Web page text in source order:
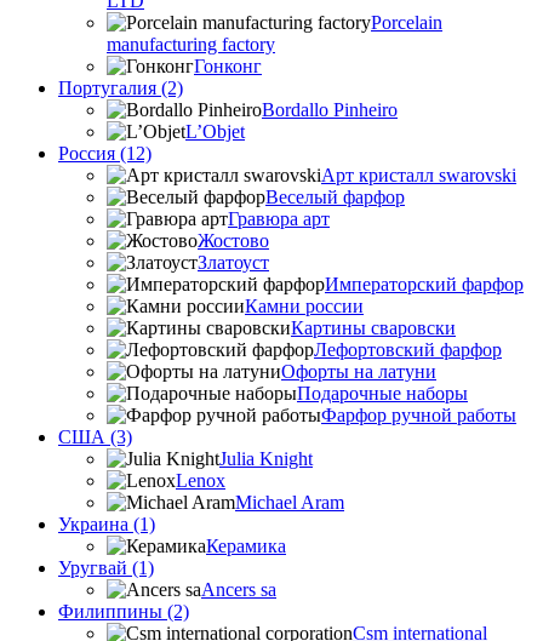
Porcelain
manufacturing factory
Гонконг
Португалия (2)
Bordallo Pinheiro
L’Objet
Россия (12)
Арт кристалл swarovski
Веселый фарфор
Гравюра арт
Жостово
Златоуст
Императорский фарфор
Камни россии
Картины сваровски
Лефортовский фарфор
Офорты на латуни
Подарочные наборы
Фарфор ручной работы
США (3)
Julia Knight
Lenox
Michael Aram
Украина (1)
Керамика
Уругвай (1)
Ancers sa
Филиппины (2)
Csm international